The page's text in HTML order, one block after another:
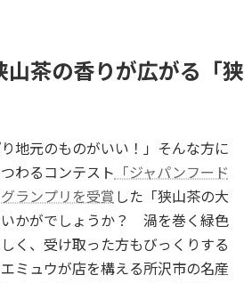
山茶の香りが広がる「狭
り地元のものがいい！」そんな方に
わるコンテスト 「ジャパンフード
ランプリを受賞 した「狭山茶の大
かがでしょうか？ 渦を巻く緑色
く、受け取った方もびっくりする
ミュウが店を構える所沢市の名産